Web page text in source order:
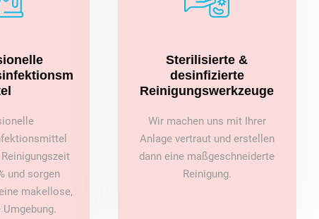
und sorgen
makellose,
Sterilisierte &
desinfizierte
Reinigungswerkzeuge
Wir machen uns mit Ihrer
Anlage vertraut und erstellen
dann eine maßgeschneiderte
Reinigung.